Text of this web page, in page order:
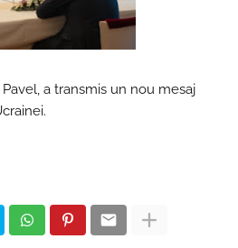
a transmis un nou mesaj